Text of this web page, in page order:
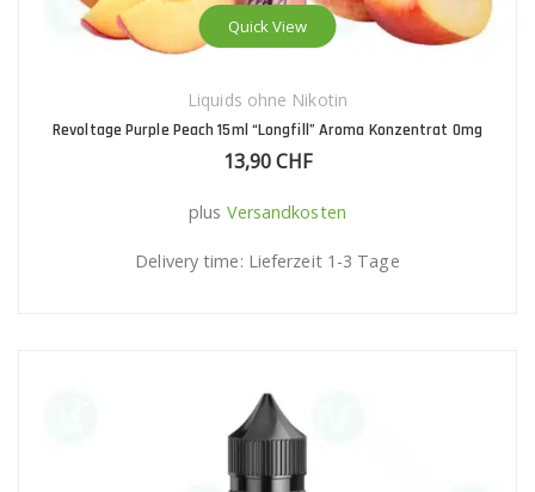
Quick View
Liquids ohne Nikotin
Revoltage Purple Peach 15ml “Longfill” Aroma Konzentrat 0mg
13,90CHF
plus Versandkosten
Delivery time: Lieferzeit 1-3 Tage